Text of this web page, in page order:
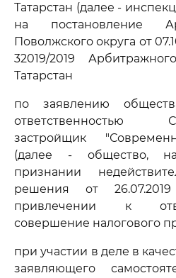
Татарстан (далее -
на постановление
Поволжского округа от
32019/2019
Татарстан
по заявлению
ответственностью
застройщик
(далее - общество,
признании
решения от
привлечении к
совершение налогового
при участии в деле в
заявляющего